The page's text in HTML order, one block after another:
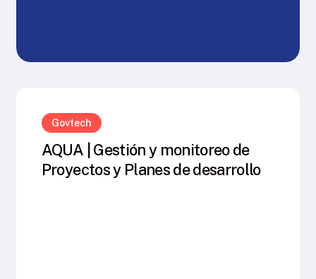
Govtech
AQUA | Gestión y monitoreo de
Proyectos y Planes de desarrollo